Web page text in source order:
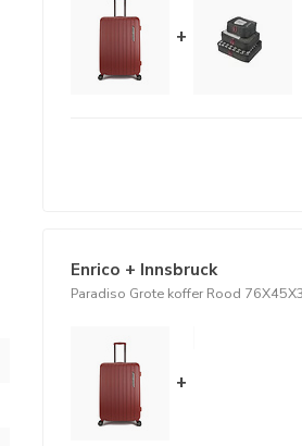
+
Enrico + Innsbruck
Paradiso Grote koffer Rood
+